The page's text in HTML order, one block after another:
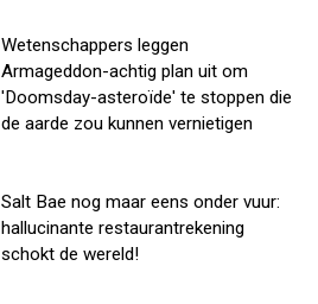
Wetenschappers leggen
Armageddon-achtig plan uit om
'Doomsday-asteroïde' te stoppen die
de aarde zou kunnen vernietigen
Salt Bae nog maar eens onder vuur:
hallucinante restaurantrekening
schokt de wereld!